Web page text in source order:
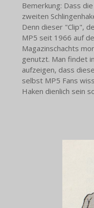
Bemerkung: Dass
zweiten
Denn dieser "Clip",
MP5 seit 1966 auf
Magazinschachts
genutzt. Man findet
aufzeigen, dass
selbst MP5 Fans
Haken dienlich sein